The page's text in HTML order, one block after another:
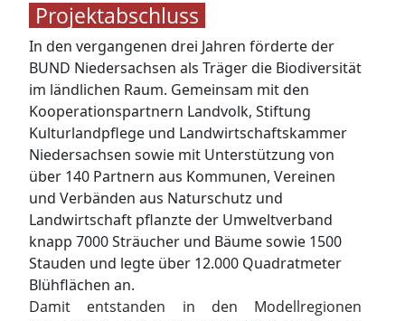
Projektabschluss
In den vergangenen drei Jahren förderte der
BUND Niedersachsen als Träger die Biodiversität
im ländlichen Raum. Gemeinsam mit den
Kooperationspartnern Landvolk, Stiftung
Kulturlandpflege und Landwirtschaftskammer
Niedersachsen sowie mit Unterstützung von
über 140 Partnern aus Kommunen, Vereinen
und Verbänden aus Naturschutz und
Landwirtschaft pflanzte der Umweltverband
knapp 7000 Sträucher und Bäume sowie 1500
Stauden und legte über 12.000 Quadratmeter
Blühflächen an.
Damit entstanden in den Modellregionen